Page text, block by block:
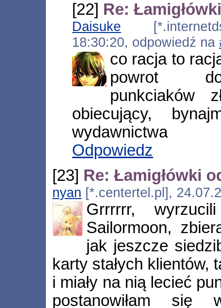
[22] Re:
Daisuke
18:30:20, odpowiedź na
co racja to
powrot do
punkciaków
obiecujący,
wydawnictwa
Odpowiedz
[23] Re: Łamigłówki
nyan [*.centertel.pl],
Grrrrrr,
Sailormoon,
jak jeszcze
karty stałych klientów,
i miały na nią lecieć
postanowiłam